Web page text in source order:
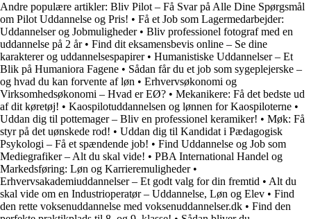
Andre populære artikler: Bliv Pilot – Få Svar på Alle Dine Spørgsmål
om Pilot Uddannelse og Pris! • Få et Job som Lagermedarbejder:
Uddannelser og Jobmuligheder• Bliv professionel fotograf med en
uddannelse på 2 år• Find dit eksamensbevis online – Se dine
karakterer og uddannelsespapirer• Humanistiske Uddannelser – Et
Blik på Humaniora Fagene • Sådan får du et job som sygeplejerske –
og hvad du kan forvente af løn • Erhvervsøkonomi og
Virksomhedsøkonomi – Hvad er EØ? • Mekanikere: Få det bedste ud
af dit køretøj! • Kaospilotuddannelsen og lønnen for Kaospiloterne •
Uddan dig til pottemager – Bliv en professionel keramiker! • Møk: Få
styr på det uønskede rod! • Uddan dig til Kandidat i Pædagogisk
Psykologi – Få et spændende job! • Find Uddannelse og Job som
Mediegrafiker – Alt du skal vide! • PBA International Handel og
Markedsføring: Løn og Karrieremuligheder•
Erhvervsakademiuddannelser – Et godt valg for din fremtid • Alt du
skal vide om en Industrioperatør – Uddannelse, Løn og Elev • Find
den rette voksenuddannelse med voksenuddannelser.dk • Find den